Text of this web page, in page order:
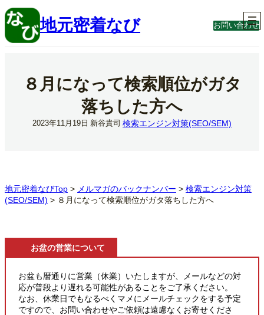
内
容
ス
地元密着なび お問い合わせ
８月になって検索順位がガタ
落ちした方へ
2023年11月19日 新谷貴司 検索エンジン対策(SEO/SEM)
地元密着なびTop > メルマガのバックナンバー > 検索エンジン対策
(SEO/SEM) > ８月になって検索順位がガタ落ちした方へ
お盆の営業について
お盆も暦通りに営業（休業）いたしますが、メールなどの対
応が普段より遅れる可能性があることをご了承ください。
なお、休業日でもなるべくマメにメールチェックをする予定
ですので、お問い合わせやご依頼は遠慮なくお寄せくださ